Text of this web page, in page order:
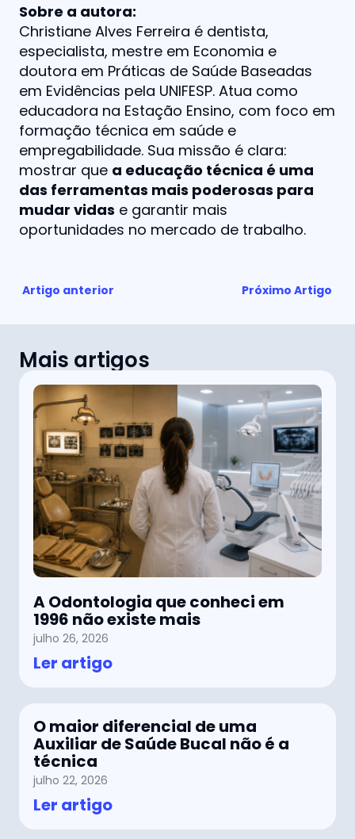
Sobre a autora:
Christiane Alves Ferreira é dentista,
especialista, mestre em Economia e
doutora em Práticas de Saúde Baseadas
em Evidências pela UNIFESP. Atua como
educadora na Estação Ensino, com foco em
formação técnica em saúde e
empregabilidade. Sua missão é clara:
mostrar que a educação técnica é uma
das ferramentas mais poderosas para
mudar vidas e garantir mais
oportunidades no mercado de trabalho.
Artigo anterior Próximo Artigo
Mais artigos
A Odontologia que conheci em
1996 não existe mais
julho 26, 2026
Ler artigo
O maior diferencial de uma
Auxiliar de Saúde Bucal não é a
técnica
julho 22, 2026
Ler artigo